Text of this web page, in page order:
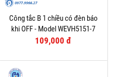
Công tắc B 1 chiều có đèn báo
khi OFF - Model WEVH5151-7
109,000 đ